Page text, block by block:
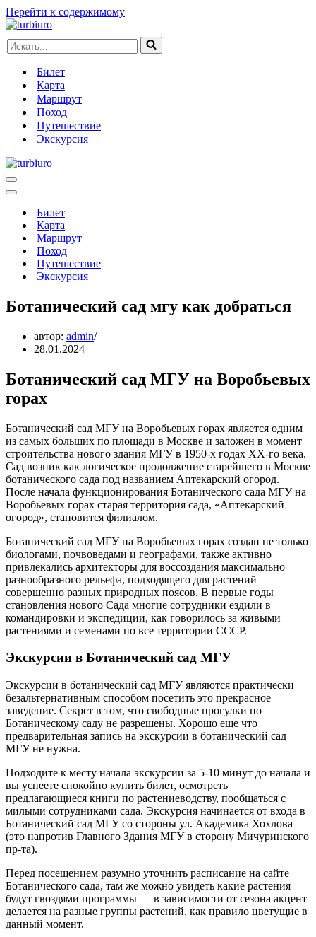
Перейти к содержимому
Искать...
Билет
Карта
Маршрут
Поход
Путешествие
Экскурсия
Меню
навигации
Меню
навигацииБилет
Карта
Маршрут
Поход
Путешествие
Экскурсия
Ботанический сад мгу как добраться
автор: admin
28.01.2024
Ботанический сад МГУ на Воробьевых
горах
Ботанический сад МГУ на Воробьевых горах является одним
из самых больших по площади в Москве и заложен в момент
строительства нового здания МГУ в 1950-х годах XX-го века.
Сад возник как логическое продолжение старейшего в Москве
ботанического сада под названием Аптекарский огород.
После начала функционирования Ботанического сада МГУ на
Воробьевых горах старая территория сада, «Аптекарский
огород», становится филиалом.
Ботанический сад МГУ на Воробьевых горах создан не только
биологами, почвоведами и географами, также активно
привлекались архитекторы для воссоздания максимально
разнообразного рельефа, подходящего для растений
совершенно разных природных поясов. В первые годы
становления нового Сада многие сотрудники ездили в
командировки и экспедиции, как говорилось за живыми
растениями и семенами по все территории СССР.
Экскурсии в Ботанический сад МГУ
Экскурсии в ботанический сад МГУ являются практически
безальтернативным способом посетить это прекрасное
заведение. Секрет в том, что свободные прогулки по
Ботаническому саду не разрешены. Хорошо еще что
предварительная запись на экскурсии в ботанический сад
МГУ не нужна.
Подходите к месту начала экскурсии за 5-10 минут до начала и
вы успеете спокойно купить билет, осмотреть
предлагающиеся книги по растениеводству, пообщаться с
милыми сотрудниками сада. Экскурсия начинается от входа в
Ботанический сад МГУ со стороны ул. Академика Хохлова
(это напротив Главного Здания МГУ в сторону Мичуринского
пр-та).
Перед посещением разумно уточнить расписание на сайте
Ботанического сада, там же можно увидеть какие растения
будут гвоздями программы — в зависимости от сезона акцент
делается на разные группы растений, как правило цветущие в
данный момент.